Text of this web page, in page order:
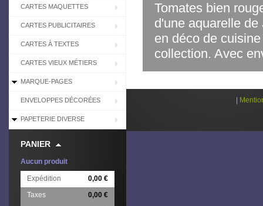
CARTES MAQUETTES
CARTES PUBLICITAIRES
CARTES À TEXTES
CARTES VIEUX MÉTIERS
MARQUE-PAGES
ENVELOPPES DÉCORÉES
PAPETERIE DIVERSE
PANIER
Aucun produit
Expédition
0,00 €
Taxes
0,00 €
Tomates bien
d'une aquarelle
en déco de
collection. Avec